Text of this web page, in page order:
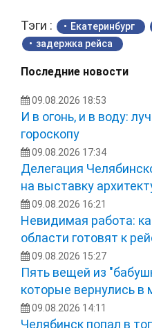
Тэги : Екатеринбург
задержка рейса
Последние новости
09.08.2026 18:53
И в огонь, и в воду:
гороскопу
09.08.2026 17:34
Делегация
на выставку
09.08.2026 16:21
Невидимая работа:
области готовят к
09.08.2026 15:27
Пять вещей из
которые вернулись в
09.08.2026 14:11
Челябинск попал в